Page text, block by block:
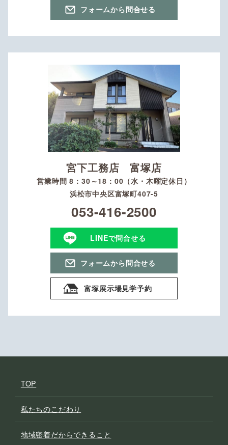
フォームから問合せる
宮下工務店 富塚店
営業時間 8：30～18：00（水・木曜定休日）
浜松市中央区富塚町407-5
053-416-2500
LINEで問合せる
フォームから問合せる
富塚展示場見学予約
TOP
私たちのこだわり
地域密着だからできること